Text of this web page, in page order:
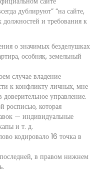
дублируют” “на сайте,
и требования к
о значимых безделушках
особняк, земельный
случае владение
к конфликту личных, мне
управление.
росписью, которая
— индивидуальные
и т. д.
кодировало 16 точка в
в правом нижнем